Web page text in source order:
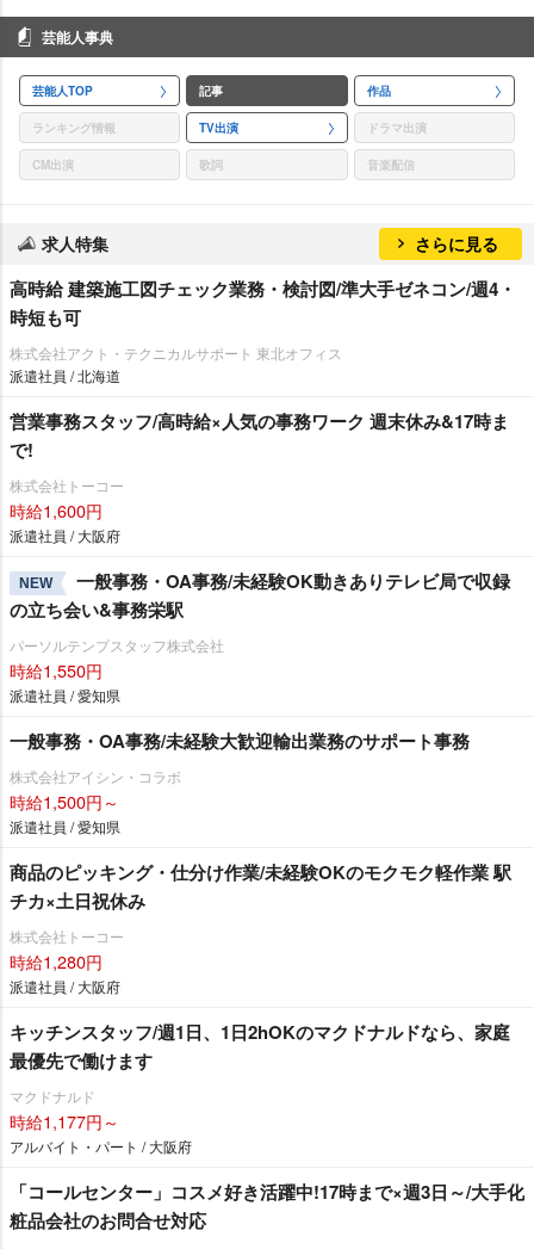
芸能人事典
芸能人TOP 記事 作品
ランキング情報 TV出演 ドラマ出演
CM出演 歌詞 音楽配信
求人特集 さらに見る
高時給 建築施工図チェック業務・検討図/準大手ゼネコン/週4・
時短も可
株式会社アクト・テクニカルサポート 東北オフィス
派遣社員 / 北海道
営業事務スタッフ/高時給×人気の事務ワーク 週末休み&17時ま
で!
株式会社トーコー
時給1,600円
派遣社員 / 大阪府
NEW
一般事務・OA事務/未経験OK動きありテレビ局で収録
の立ち会い&事務栄駅
パーソルテンプスタッフ株式会社
時給1,550円
派遣社員 / 愛知県
一般事務・OA事務/未経験大歓迎輸出業務のサポート事務
株式会社アイシン・コラボ
時給1,500円～
派遣社員 / 愛知県
商品のピッキング・仕分け作業/未経験OKのモクモク軽作業 駅
チカ×土日祝休み
株式会社トーコー
時給1,280円
派遣社員 / 大阪府
キッチンスタッフ/週1日、1日2hOKのマクドナルドなら、家庭
最優先で働けます
マクドナルド
時給1,177円～
アルバイト・パート / 大阪府
「コールセンター」コスメ好き活躍中!17時まで×週3日～/大手化
粧品会社のお問合せ対応